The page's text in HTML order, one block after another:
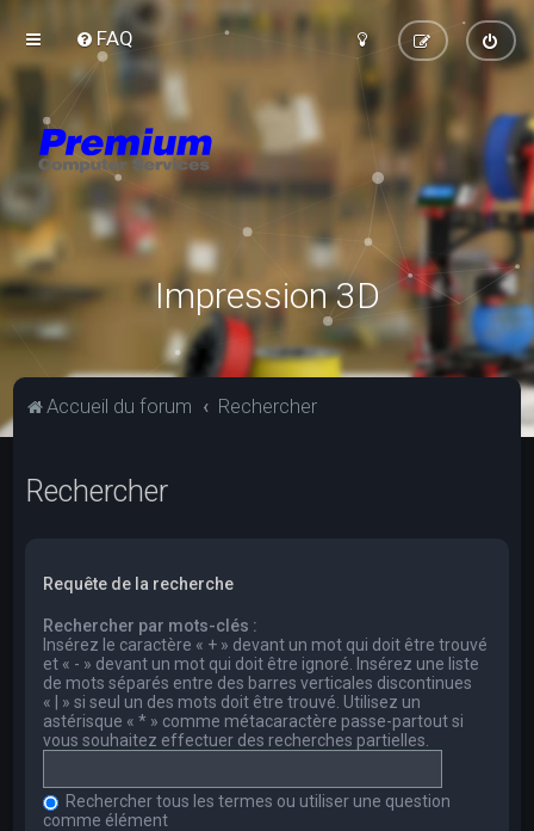
FAQ
Impression 3D
Accueil du forum Rechercher
Rechercher
Requête de la recherche
Rechercher par mots-clés :
Insérez le caractère « + » devant un mot qui doit être trouvé
et « - » devant un mot qui doit être ignoré. Insérez une liste
de mots séparés entre des barres verticales discontinues
« | » si seul un des mots doit être trouvé. Utilisez un
astérisque « * » comme métacaractère passe-partout si
vous souhaitez effectuer des recherches partielles.
Rechercher tous les termes ou utiliser une question
comme élément